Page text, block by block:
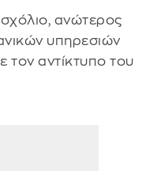
ανώτερος
υπηρεσιών
αντίκτυπο του